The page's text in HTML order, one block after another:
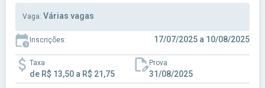
Vaga: Várias vagas
Inscrições: 17/07/2025 a 10/08/2025
Taxa
de R$ 13,50 a R$ 21,75
Prova
31/08/2025